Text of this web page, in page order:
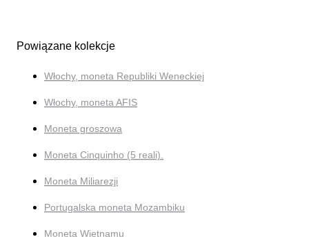
Powiązane kolekcje
Włochy, moneta Republiki Weneckiej
Włochy, moneta AFIS
Moneta groszowa
Moneta Cinquinho (5 reali).
Moneta Miliarezji
Portugalska moneta Mozambiku
Moneta Wietnamu